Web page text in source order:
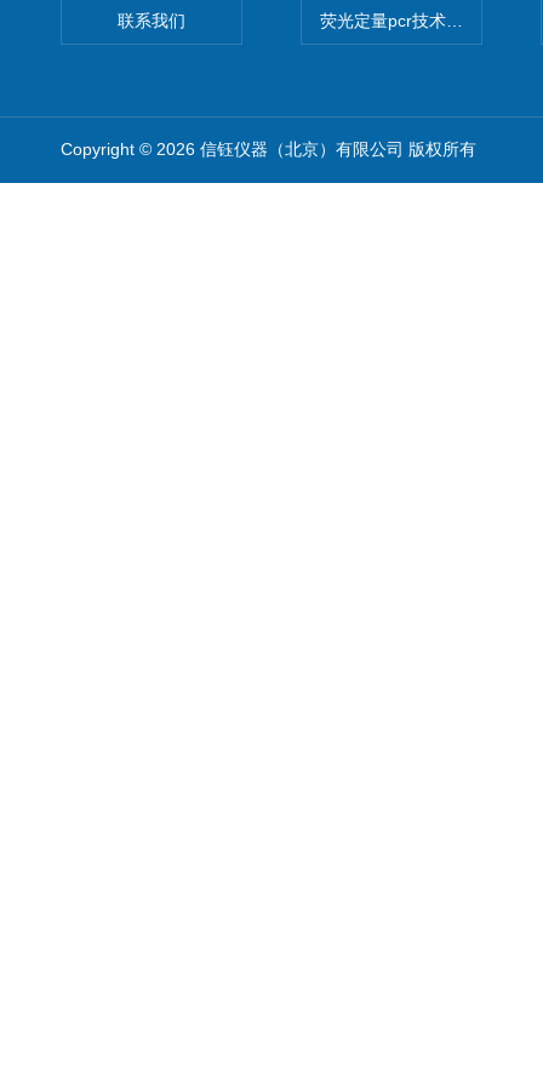
联系我们 荧光定量pcr技术定制化服务
Copyright © 2026 信钰仪器（北京）有限公司 版权所有